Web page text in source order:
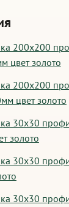
200х200
цвет золото
200х200
цвет золото
30х30
золото
30х30
30х30